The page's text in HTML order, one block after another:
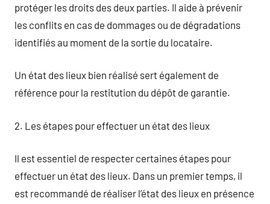
protéger les droits des deux parties. Il aide à prévenir
les conflits en cas de dommages ou de dégradations
identifiés au moment de la sortie du locataire.
Un état des lieux bien réalisé sert également de
référence pour la restitution du dépôt de garantie.
2. Les étapes pour effectuer un état des lieux
Il est essentiel de respecter certaines étapes pour
effectuer un état des lieux. Dans un premier temps, il
est recommandé de réaliser l’état des lieux en présence